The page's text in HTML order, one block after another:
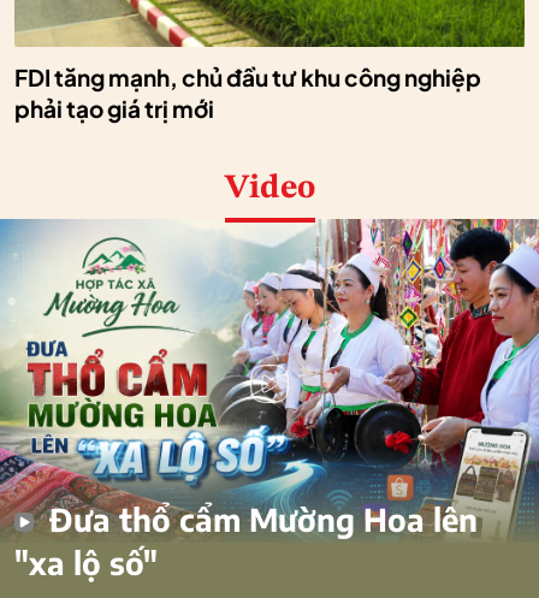
FDI tăng mạnh, chủ đầu tư khu công nghiệp
phải tạo giá trị mới
Video
Đưa thổ cẩm Mường Hoa lên
"xa lộ số"